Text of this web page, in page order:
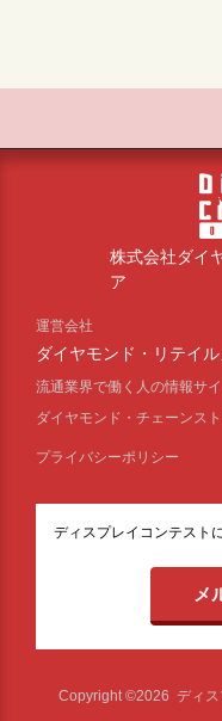
株式会社ダイ
ア
運営会社
ダイヤモンド・リテイ
流通業界で働く人の情報サイ
ダイヤモンド・チェーンス
プライバシーポリシー
ディスプレイコンテスト
メ
Copyright ©2026 ディス